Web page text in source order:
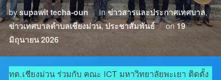
bysupawit techa-oun inข่าวสารและประกาศเทศบาล,
ข่าวเทศบาลตำบลเชียงม่วน,ประชาสัมพันธ์ on19
มิถุนายน 2026
ทต.เชียงม่วน ร่วมกับ คณะ ICT มหาวิทยาลัยพะเยา ติดตั้ง